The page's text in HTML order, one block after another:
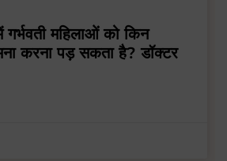
गर्भवती महिलाओं को किन
करना पड़ सकता है? डॉक्टर